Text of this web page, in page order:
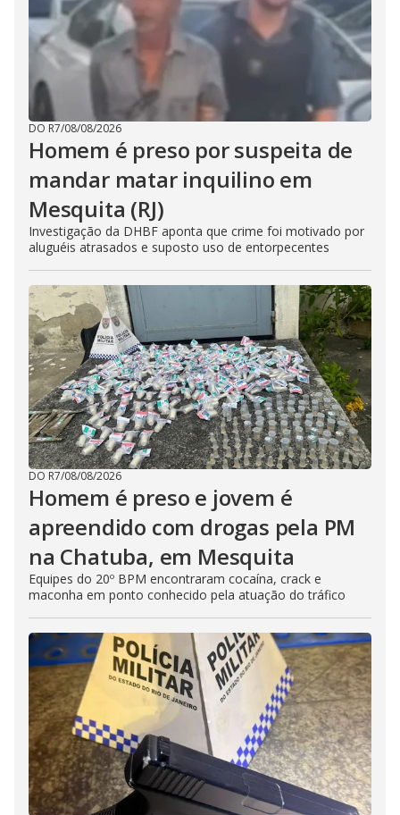
DO R7/08/08/2026
Homem é preso por suspeita de
mandar matar inquilino em
Mesquita (RJ)
Investigação da DHBF aponta que crime foi motivado por
aluguéis atrasados e suposto uso de entorpecentes
DO R7/08/08/2026
Homem é preso e jovem é
apreendido com drogas pela PM
na Chatuba, em Mesquita
Equipes do 20º BPM encontraram cocaína, crack e
maconha em ponto conhecido pela atuação do tráfico